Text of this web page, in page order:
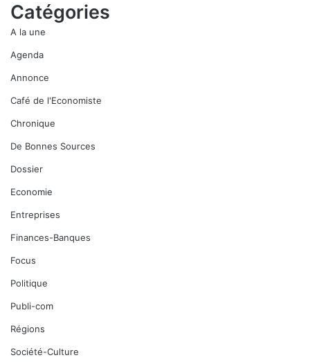
Catégories
A la une
Agenda
Annonce
Café de l'Economiste
Chronique
De Bonnes Sources
Dossier
Economie
Entreprises
Finances-Banques
Focus
Politique
Publi-com
Régions
Société-Culture